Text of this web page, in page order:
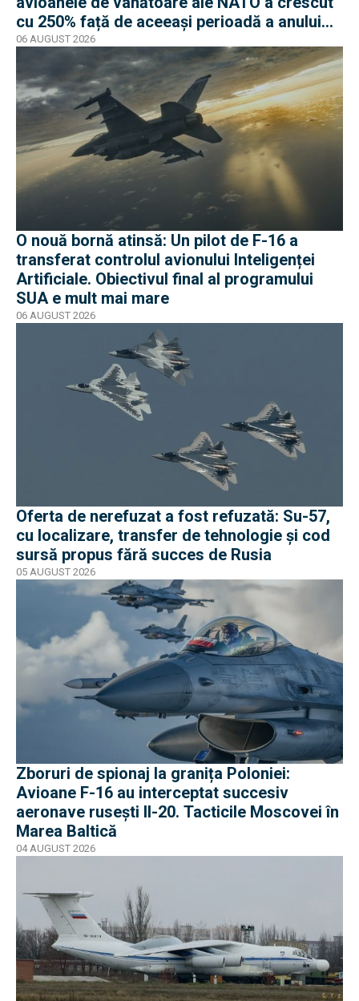
cu 250% față de aceeași perioadă a anului
trecut
06 AUGUST 2026
O nouă bornă atinsă: Un pilot de F-16 a
transferat controlul avionului Inteligenței
Artificiale. Obiectivul final al programului
SUA e mult mai mare
06 AUGUST 2026
Oferta de nerefuzat a fost refuzată: Su-57,
cu localizare, transfer de tehnologie și cod
sursă propus fără succes de Rusia
05 AUGUST 2026
Zboruri de spionaj la granița Poloniei:
Avioane F-16 au interceptat succesiv
aeronave rusești Il-20. Tacticile Moscovei în
Marea Baltică
04 AUGUST 2026